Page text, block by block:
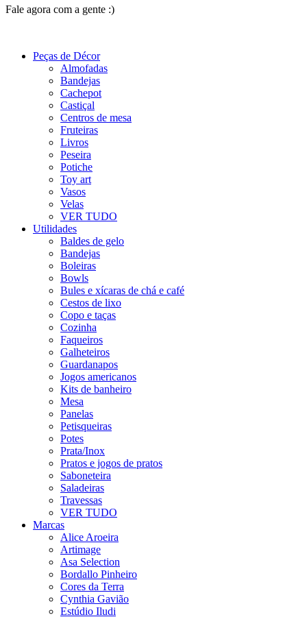
Fale agora com a gente :)
Peças de Décor
Almofadas
Bandejas
Cachepot
Castiçal
Centros de mesa
Fruteiras
Livros
Peseira
Potiche
Toy art
Vasos
Velas
VER TUDO
Utilidades
Baldes de gelo
Bandejas
Boleiras
Bowls
Bules e xícaras de chá e café
Cestos de lixo
Copo e taças
Cozinha
Faqueiros
Galheteiros
Guardanapos
Jogos americanos
Kits de banheiro
Mesa
Panelas
Petisqueiras
Potes
Prata/Inox
Pratos e jogos de pratos
Saboneteira
Saladeiras
Travessas
VER TUDO
Marcas
Alice Aroeira
Artimage
Asa Selection
Bordallo Pinheiro
Cores da Terra
Cynthia Gavião
Estúdio Iludi